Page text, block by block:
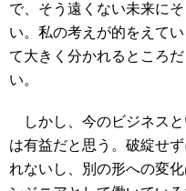
で、そう遠くない未来に
い。私の考えが的をえて
て大きく分かれるところ
い。
しかし、今のビジネス
は有益だと思う。破綻せ
れないし、別の形への変